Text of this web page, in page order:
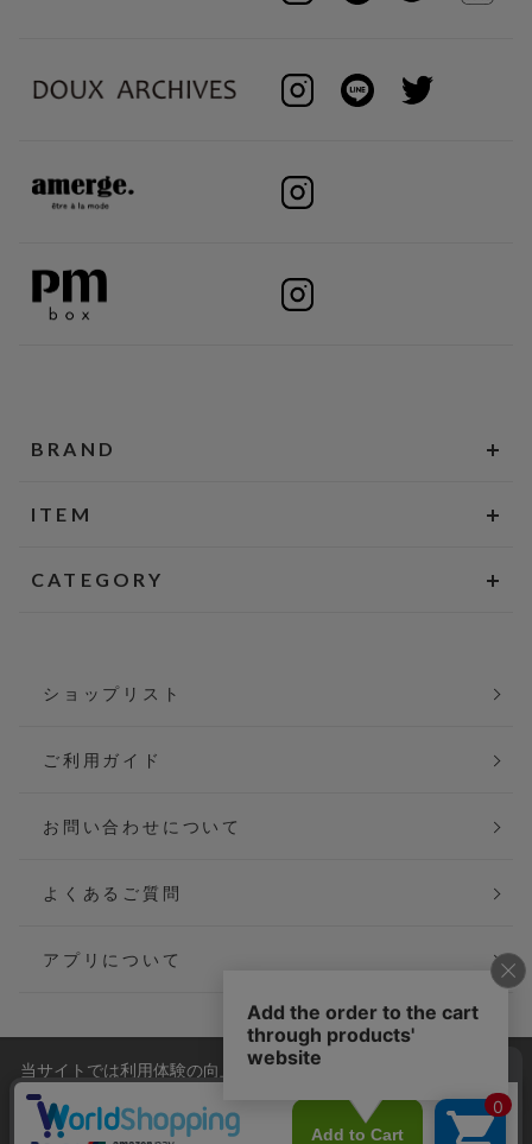
BRAND
ITEM
CATEGORY
ショップリスト
ご利用ガイド
お問い合わせについて
よくあるご質問
アプリについて
会社概要
ご利用規約
個人情報保護方針
当サイトでは利用体験の向上およびコンテンツの最適な提供、ト
ラフィックの分析を目的としてCookieを使用しています。
サイトの閲覧を継続された場合、Cookieの利用に同意したことも